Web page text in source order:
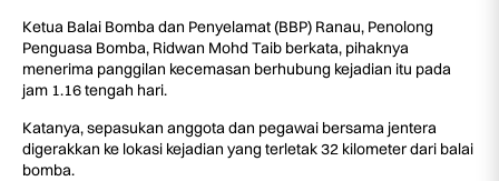
Ketua Balai Bomba dan Penyelamat (BBP) Ranau, Penolong
Penguasa Bomba, Ridwan Mohd Taib berkata, pihaknya
menerima panggilan kecemasan berhubung kejadian itu pada
jam 1.16 tengah hari.
Katanya, sepasukan anggota dan pegawai bersama jentera
digerakkan ke lokasi kejadian yang terletak 32 kilometer dari balai
bomba.